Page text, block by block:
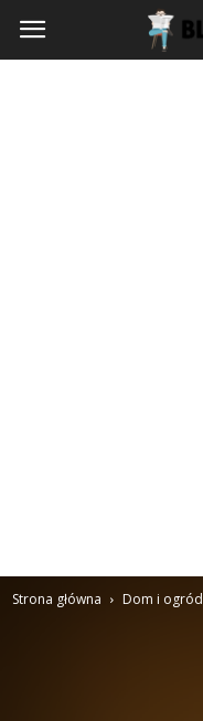
blogprasa.pl
Strona główna Dom i ogród